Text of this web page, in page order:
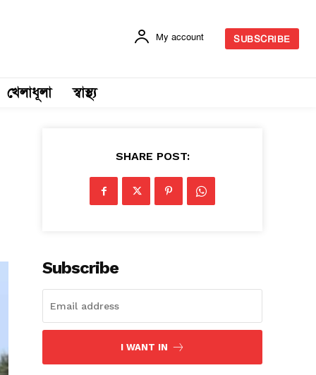
My account SUBSCRIBE
খেলাধূলা স্বাস্থ্য
SHARE POST:
Subscribe
I WANT IN